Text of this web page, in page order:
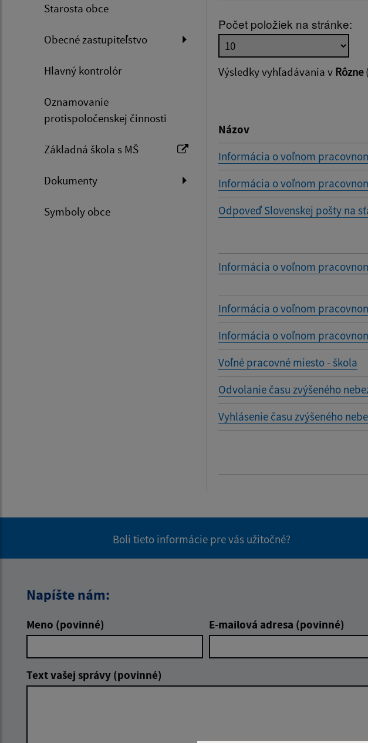
Starosta obce
Obecné zastupiteľstvo
Hlavný kontrolór
Oznamovanie
protispoločenskej činnosti
Základná škola s MŠ
Dokumenty
Symboly obce
Dátum zverejnenia do:
Počet položiek na stránke:
Výsledky vyhľadávania v Rôzne
Názov
Informácia o voľnom
Informácia o voľnom
Odpoveď Slovenskej pošty na
Informácia o voľnom
Informácia o voľnom
Informácia o voľnom
Voľné pracovné miesto - škola
Odvolanie času zvýšeného
Vyhlásenie času zvýšeného
Boli tieto informácie pre vás užitočné?
Napíšte nám:
Meno (povinné) E-mailová adresa (povinné)
Text vašej správy (povinné)